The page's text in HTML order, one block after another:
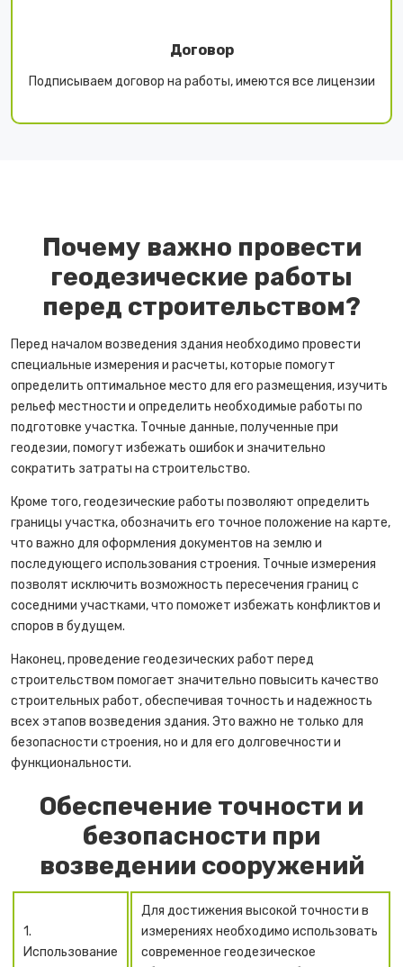
Договор
Подписываем договор на работы, имеются все лицензии
Почему важно провести
геодезические работы
перед строительством?
Перед началом возведения здания необходимо провести
специальные измерения и расчеты, которые помогут
определить оптимальное место для его размещения, изучить
рельеф местности и определить необходимые работы по
подготовке участка. Точные данные, полученные при
геодезии, помогут избежать ошибок и значительно
сократить затраты на строительство.
Кроме того, геодезические работы позволяют определить
границы участка, обозначить его точное положение на карте,
что важно для оформления документов на землю и
последующего использования строения. Точные измерения
позволят исключить возможность пересечения границ с
соседними участками, что поможет избежать конфликтов и
споров в будущем.
Наконец, проведение геодезических работ перед
строительством помогает значительно повысить качество
строительных работ, обеспечивая точность и надежность
всех этапов возведения здания. Это важно не только для
безопасности строения, но и для его долговечности и
функциональности.
Обеспечение точности и
безопасности при
возведении сооружений
1.
Использование
Для достижения высокой точности в
измерениях необходимо использовать
современное геодезическое